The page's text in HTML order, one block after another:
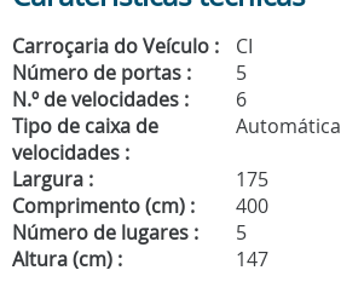
Carroçaria do Veículo :
CI
Número de portas :
5
N.º de velocidades :
6
Tipo de caixa de
velocidades :
Automática
Largura :
175
Comprimento (cm) :
400
Número de lugares :
5
Altura (cm) :
147